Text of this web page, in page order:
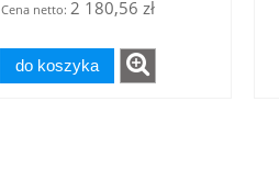
Cena netto: 2 180,56 zł
do koszyka